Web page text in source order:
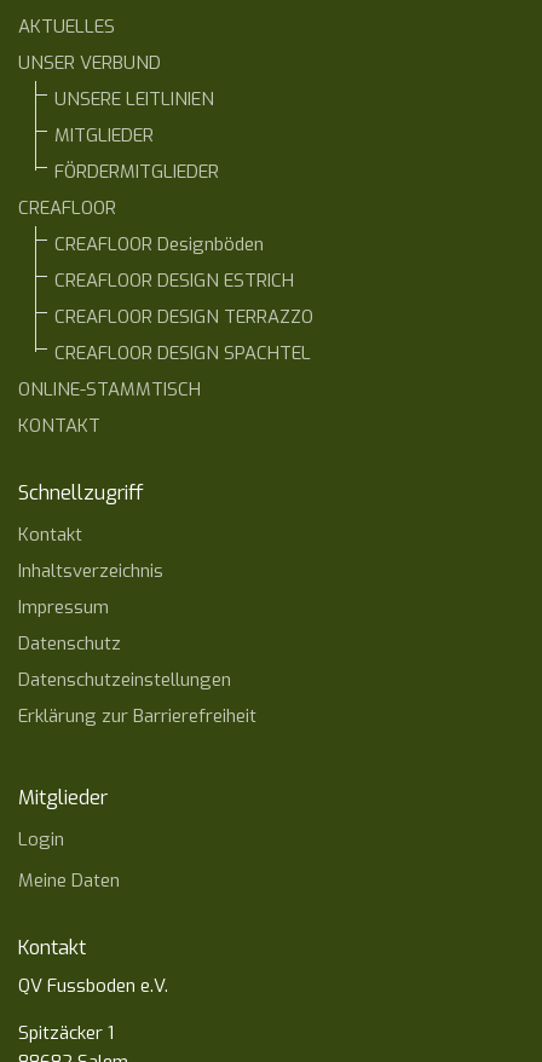
AKTUELLES
UNSER VERBUND
UNSERE LEITLINIEN
MITGLIEDER
FÖRDERMITGLIEDER
CREAFLOOR
CREAFLOOR Designböden
CREAFLOOR DESIGN ESTRICH
CREAFLOOR DESIGN TERRAZZO
CREAFLOOR DESIGN SPACHTEL
ONLINE-STAMMTISCH
KONTAKT
Schnellzugriff
Kontakt
Inhaltsverzeichnis
Impressum
Datenschutz
Datenschutzeinstellungen
Erklärung zur Barrierefreiheit
Mitglieder
Login
Meine Daten
Kontakt
QV Fussboden e.V.
Spitzäcker 1